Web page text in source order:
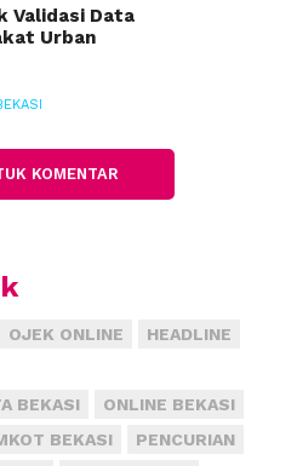
sebagai tempat
saat musim hujan.
sangat efektif
penduduk Kota
banyak berada di daerah
tanggul di Kali Bekasi
penduduk di
langganan banjir jika
jumlah banyak.
dilakukan untuk
Validasi Data
Urban
KOMENTAR
OJEK ONLINE
HEADLINE
BEKASI
ONLINE BEKASI
BEKASI
PENCURIAN